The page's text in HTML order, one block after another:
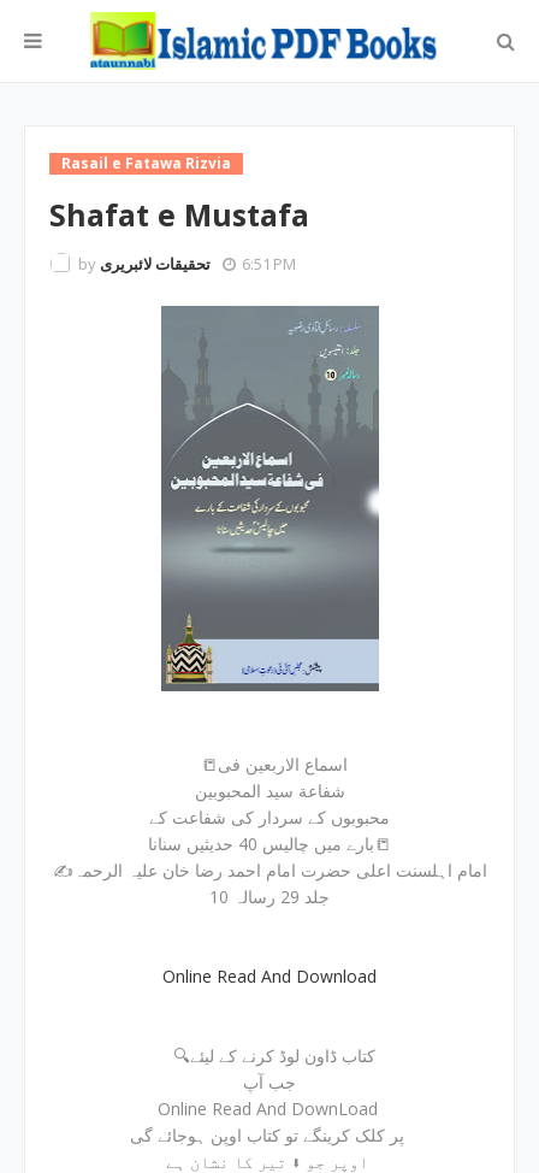
Rasail e Fatawa Rizvia
Shafat e Mustafa
by تحقیقات لائبریری 6:51 PM
📒اسماع الاربعین فی
شفاعة سید المحبوبین
محبوبوں کے سردار کی شفاعت کے
بارے میں چالیس 40 حدیثیں سنانا📒
✍امام اہلسنت اعلی حضرت امام احمد رضا خان علیہ الرحمہ
جلد 29 رسالہ 10
Online Read And Download
🔍کتاب ڈاون لوڈ کرنے کے لیئے
جب آپ
Online Read And DownLoad